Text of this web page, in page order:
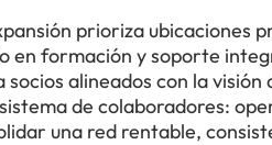
prioriza ubicaciones
en formación y soporte
socios alineados con la
de colaboradores:
una red rentable,